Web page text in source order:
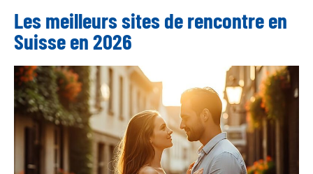
Les meilleurs sites de rencontre en
Suisse en 2026